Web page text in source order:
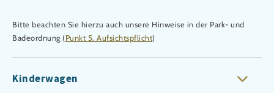
Bitte beachten Sie hierzu auch unsere Hinweise in der Park- und
Badeordnung (Punkt 5. Aufsichtspflicht)
Kinderwagen